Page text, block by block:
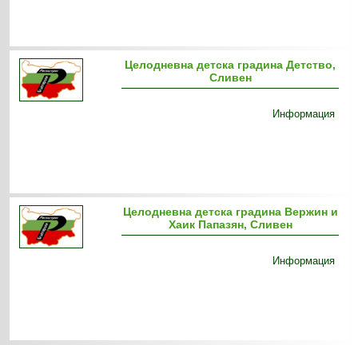
Целодневна детска градина Детство,
Сливен
Информация
Целодневна детска градина Вержин и
Хаик Папазян, Сливен
Информация